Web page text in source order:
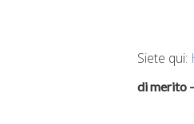
Siete qui:
di merito